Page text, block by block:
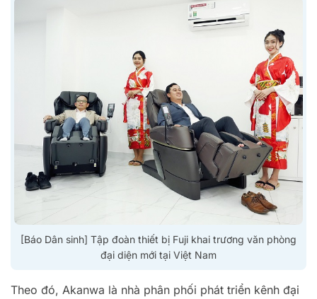
[Báo Dân sinh] Tập đoàn thiết bị Fuji khai trương văn phòng
đại diện mới tại Việt Nam
Theo đó, Akanwa là nhà phân phối phát triển kênh đại